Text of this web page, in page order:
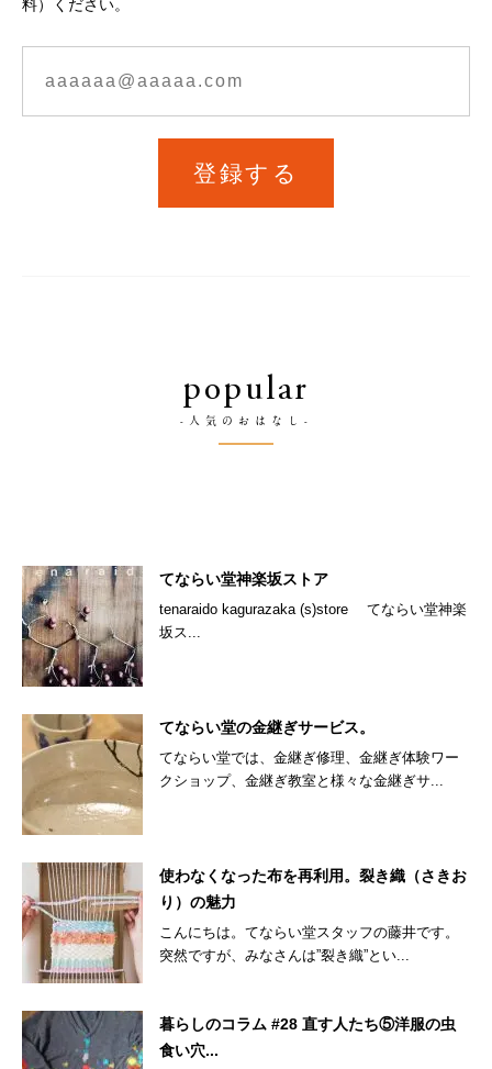
料）ください。
登録する
popular
-人気のおはなし-
てならい堂神楽坂ストア
tenaraido kagurazaka (s)store てならい堂神楽
坂ス...
てならい堂の金継ぎサービス。
てならい堂では、金継ぎ修理、金継ぎ体験ワー
クショップ、金継ぎ教室と様々な金継ぎサ...
使わなくなった布を再利用。裂き織（さきお
り）の魅力
こんにちは。てならい堂スタッフの藤井です。
突然ですが、みなさんは”裂き織”とい...
暮らしのコラム #28 直す人たち⑤洋服の虫
食い穴...